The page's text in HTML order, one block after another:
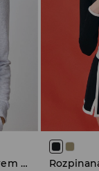
Rozpinana bluza z kapturem i nadrukiem w stylu napoleońskim